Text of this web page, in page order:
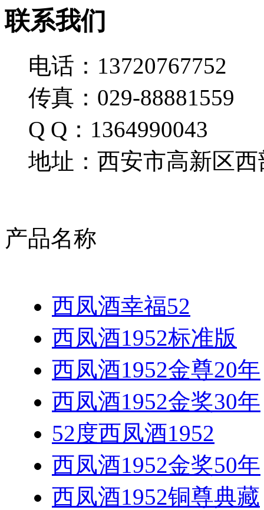
联系我们
电话：13720767752
传真：029-88881559
Q Q：1364990043
地址：西安市高新区西
产品名称
西凤酒幸福52
西凤酒1952标准版
西凤酒1952金尊20年
西凤酒1952金奖30年
52度西凤酒1952
西凤酒1952金奖50年
西凤酒1952铜尊典藏